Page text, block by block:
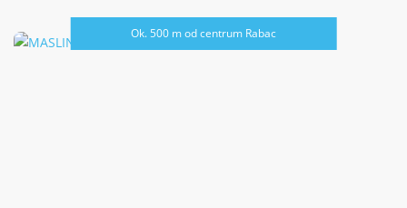
Ok. 500 m od centrum Rabac